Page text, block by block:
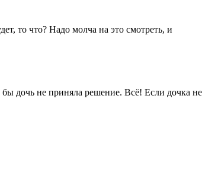
то что? Надо молча на это смотреть, и
бы дочь не приняла решение. Всё! Если дочка не